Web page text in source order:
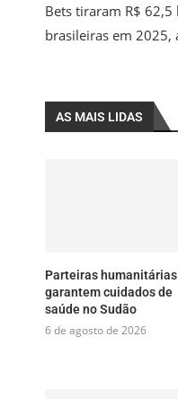
Bets tiraram R$
brasileiras em 2025,
AS MAIS LIDAS
Parteiras humanitárias
garantem cuidados de
saúde no Sudão
6 de agosto de 2026